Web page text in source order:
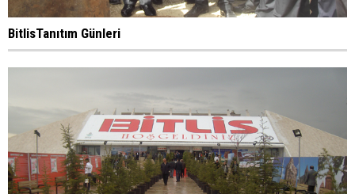
BitlisTanıtım Günleri